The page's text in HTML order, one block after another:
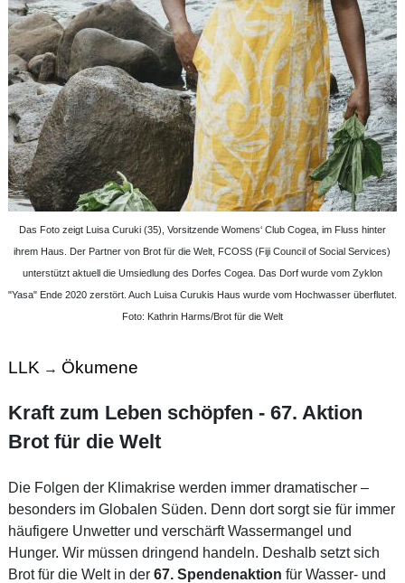
Das Foto zeigt Luisa Curuki (35), Vorsitzende Womens‘ Club Cogea, im Fluss hinter
ihrem Haus. Der Partner von Brot für die Welt, FCOSS (Fiji Council of Social Services)
unterstützt aktuell die Umsiedlung des Dorfes Cogea. Das Dorf wurde vom Zyklon
"Yasa" Ende 2020 zerstört. Auch Luisa Curukis Haus wurde vom Hochwasser überflutet.
Foto: Kathrin Harms/Brot für die Welt
LLK → Ökumene
Kraft zum Leben schöpfen - 67. Aktion
Brot für die Welt
Die Folgen der Klimakrise werden immer dramatischer –
besonders im Globalen Süden. Denn dort sorgt sie für immer
häufigere Unwetter und verschärft Wassermangel und
Hunger. Wir müssen dringend handeln. Deshalb setzt sich
Brot für die Welt in der 67. Spendenaktion für Wasser- und